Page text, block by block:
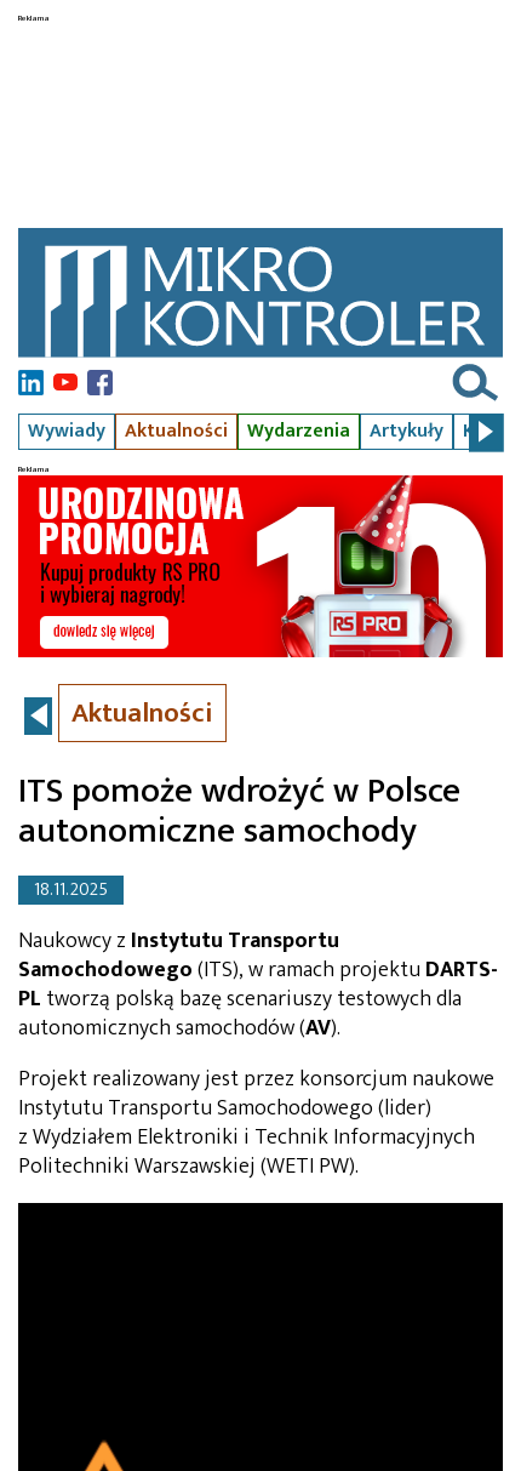
Wywiady Aktualności Wydarzenia Artykuły Kursy
Aktualności
ITS pomoże wdrożyć w Polsce
autonomiczne samochody
18.11.2025
Naukowcy z Instytutu Transportu
Samochodowego(ITS), w ramach projektu DARTS-
PL tworzą polską bazę scenariuszy testowych dla
autonomicznych samochodów (AV).
Projekt realizowany jest przez konsorcjum naukowe
Instytutu Transportu Samochodowego (lider)
z Wydziałem Elektroniki i Technik Informacyjnych
Politechniki Warszawskiej (WETI PW).